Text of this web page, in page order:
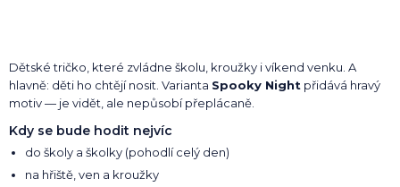
Dětské tričko, které zvládne školu, kroužky i víkend venku. A
hlavně: děti ho chtějí nosit. Varianta Spooky Night přidává hravý
motiv — je vidět, ale nepůsobí přeplácaně.
Kdy se bude hodit nejvíc
do školy a školky (pohodlí celý den)
na hřiště, ven a kroužky